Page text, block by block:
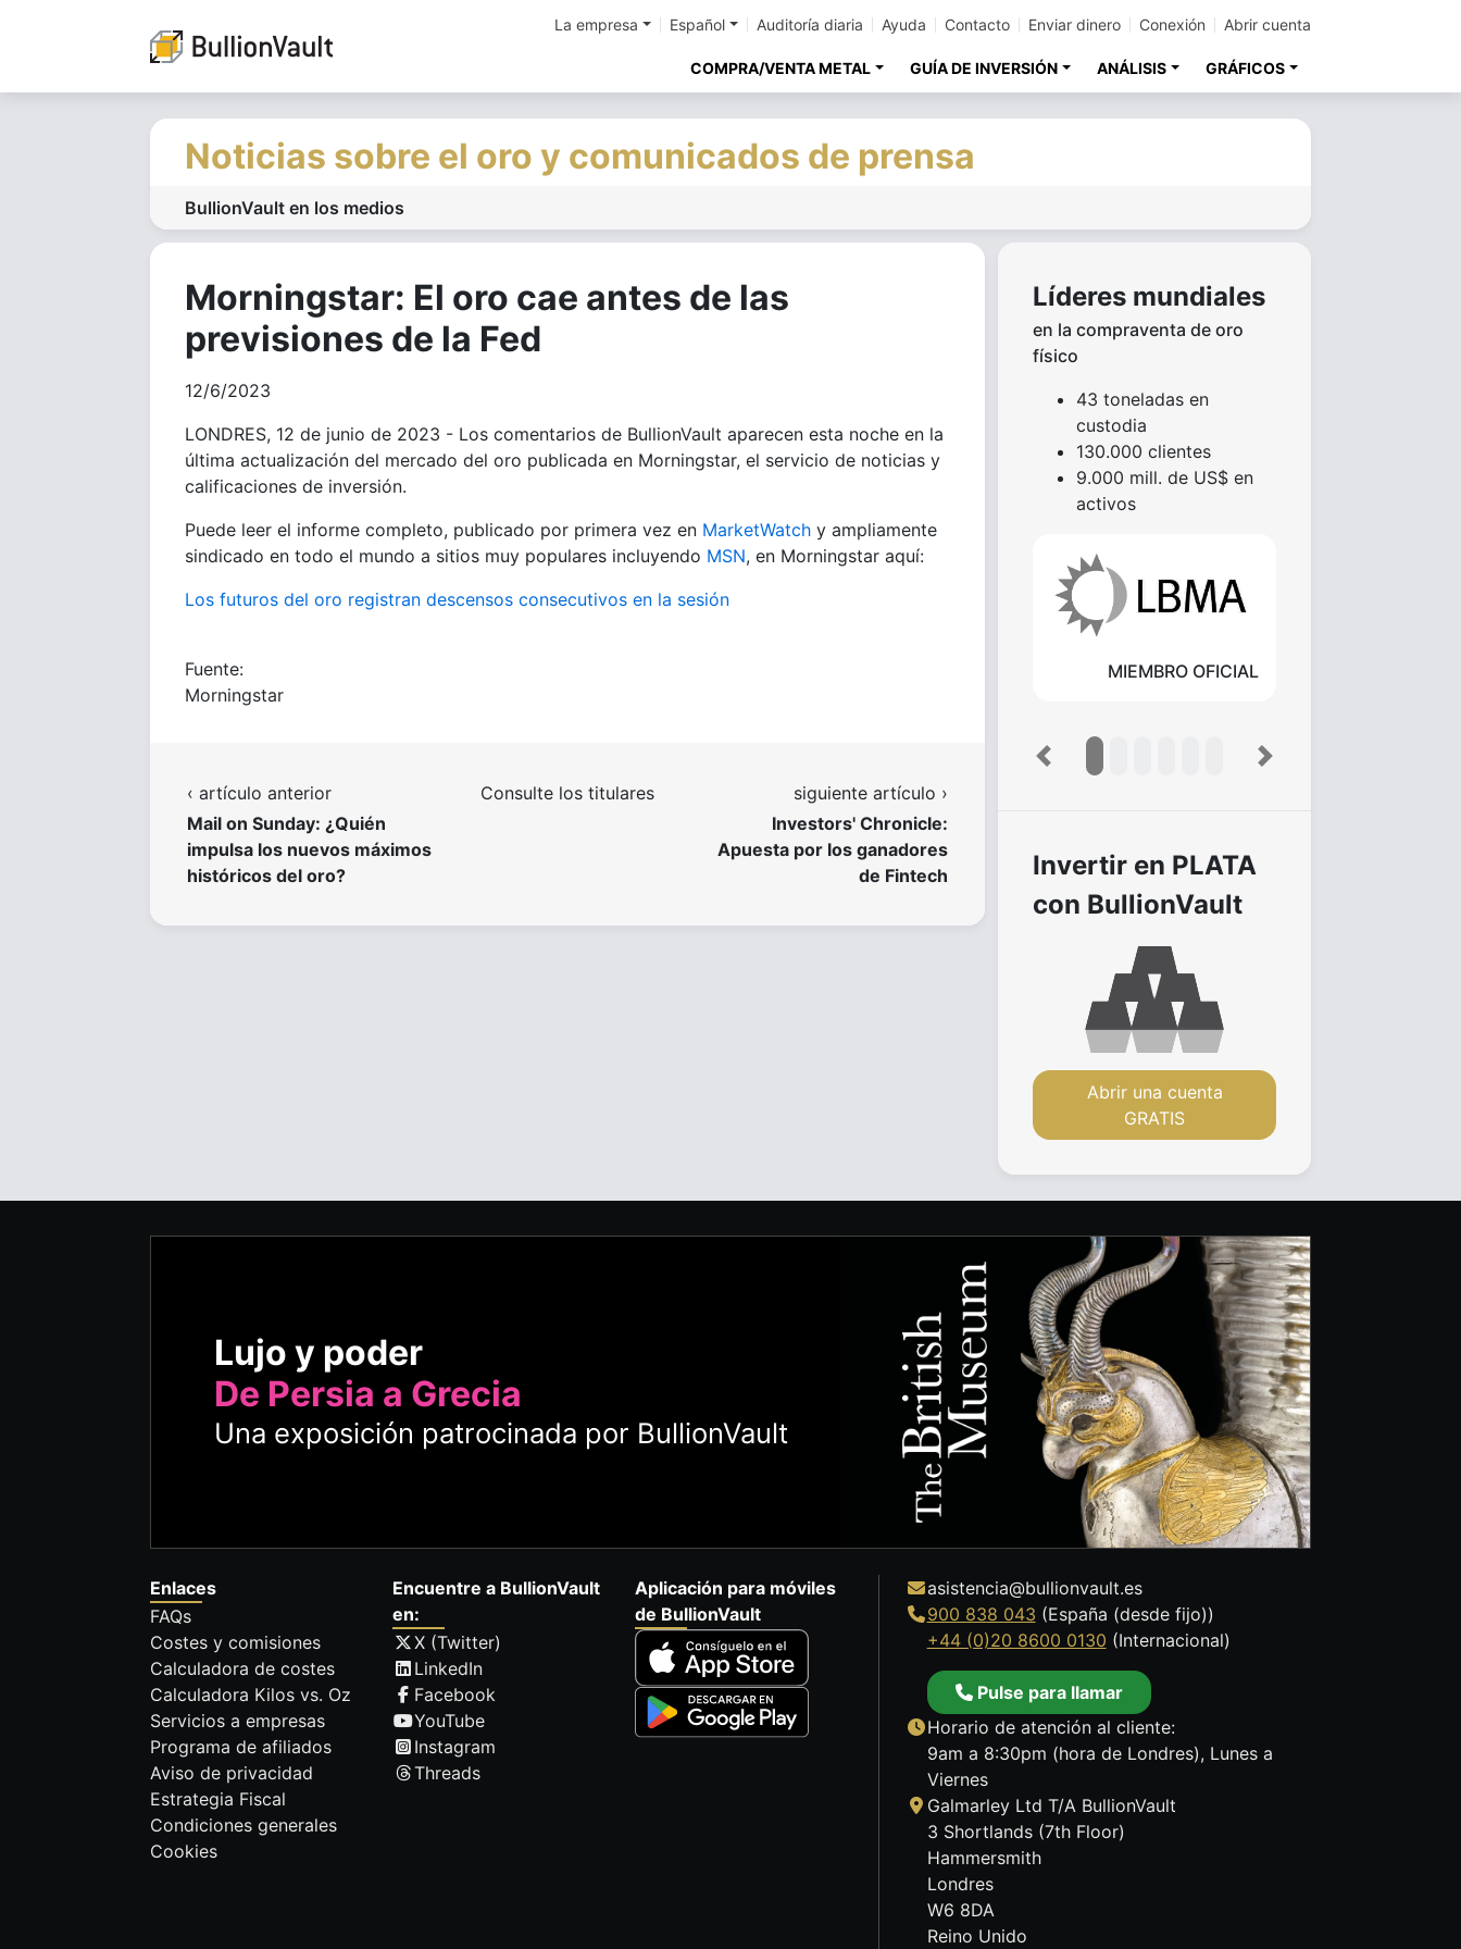
La empresa Español Auditoría diaria Ayuda Contacto Enviar dinero Conexión Abrir cuenta
COMPRA/VENTA METAL GUÍA DE INVERSIÓN ANÁLISIS GRÁFICOS
Noticias sobre el oro y comunicados de prensa
BullionVault en los medios
Morningstar: El oro cae antes de las
previsiones de la Fed
12/6/2023
LONDRES, 12 de junio de 2023 - Los comentarios de BullionVault aparecen esta noche en la
última actualización del mercado del oro publicada en Morningstar, el servicio de noticias y
calificaciones de inversión.
Puede leer el informe completo, publicado por primera vez en MarketWatch y ampliamente
sindicado en todo el mundo a sitios muy populares incluyendo MSN, en Morningstar aquí:
Los futuros del oro registran descensos consecutivos en la sesión
Fuente:
Morningstar
‹ artículo anterior
Mail on Sunday: ¿Quién
impulsa los nuevos máximos
históricos del oro?
Consulte los titulares
siguiente artículo ›
Investors' Chronicle:
Apuesta por los ganadores
de Fintech
Líderes mundiales
en la compraventa de oro
físico
43 toneladas en
custodia
130.000 clientes
9.000 mill. de US$ en
activos
MIEMBRO OFICIAL
Previous Next
Invertir en PLATA
con BullionVault
Abrir una cuenta
GRATIS
Lujo y poder
De Persia a Grecia
Una exposición patrocinada por BullionVault
Enlaces
FAQs
Costes y comisiones
Calculadora de costes
Calculadora Kilos vs. Oz
Servicios a empresas
Programa de afiliados
Aviso de privacidad
Estrategia Fiscal
Condiciones generales
Cookies
Encuentre a BullionVault
en:
X (Twitter)
LinkedIn
Facebook
YouTube
Instagram
Threads
Aplicación para móviles
de BullionVault
asistencia@bullionvault.es
900 838 043 (España (desde fijo))
+44 (0)20 8600 0130 (Internacional)
Pulse para llamar
Horario de atención al cliente:
9am a 8:30pm (hora de Londres), Lunes a
Viernes
Galmarley Ltd T/A BullionVault
3 Shortlands (7th Floor)
Hammersmith
Londres
W6 8DA
Reino Unido